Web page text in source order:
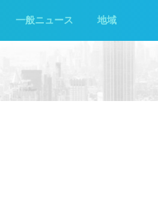
一般ニュース 地域